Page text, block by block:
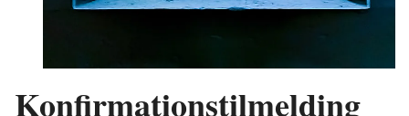
Konfirmationstilmelding